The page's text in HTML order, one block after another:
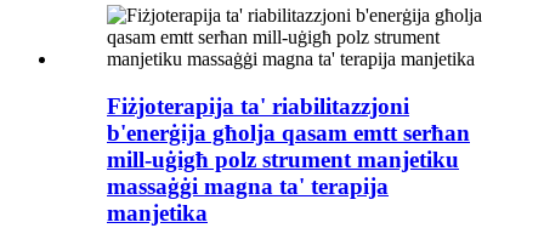
Fiżjoterapija ta' riabilitazzjoni
b'enerġija għolja qasam emtt serħan
mill-uġigħ polz strument manjetiku
massaġġi magna ta' terapija
manjetika